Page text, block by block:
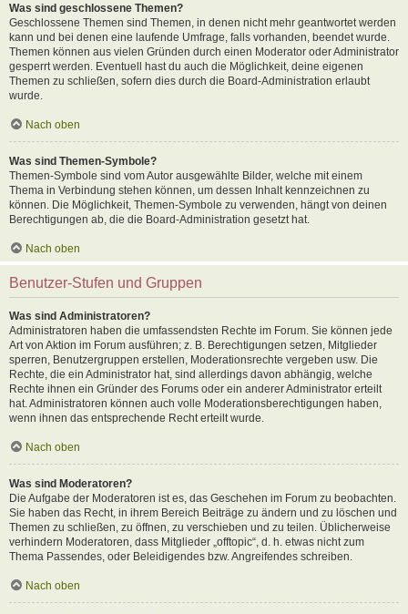
Was sind geschlossene Themen?
Geschlossene Themen sind Themen, in denen nicht mehr geantwortet werden
kann und bei denen eine laufende Umfrage, falls vorhanden, beendet wurde.
Themen können aus vielen Gründen durch einen Moderator oder Administrator
gesperrt werden. Eventuell hast du auch die Möglichkeit, deine eigenen
Themen zu schließen, sofern dies durch die Board-Administration erlaubt
wurde.
Nach oben
Was sind Themen-Symbole?
Themen-Symbole sind vom Autor ausgewählte Bilder, welche mit einem
Thema in Verbindung stehen können, um dessen Inhalt kennzeichnen zu
können. Die Möglichkeit, Themen-Symbole zu verwenden, hängt von deinen
Berechtigungen ab, die die Board-Administration gesetzt hat.
Nach oben
Benutzer-Stufen und Gruppen
Was sind Administratoren?
Administratoren haben die umfassendsten Rechte im Forum. Sie können jede
Art von Aktion im Forum ausführen; z. B. Berechtigungen setzen, Mitglieder
sperren, Benutzergruppen erstellen, Moderationsrechte vergeben usw. Die
Rechte, die ein Administrator hat, sind allerdings davon abhängig, welche
Rechte ihnen ein Gründer des Forums oder ein anderer Administrator erteilt
hat. Administratoren können auch volle Moderationsberechtigungen haben,
wenn ihnen das entsprechende Recht erteilt wurde.
Nach oben
Was sind Moderatoren?
Die Aufgabe der Moderatoren ist es, das Geschehen im Forum zu beobachten.
Sie haben das Recht, in ihrem Bereich Beiträge zu ändern und zu löschen und
Themen zu schließen, zu öffnen, zu verschieben und zu teilen. Üblicherweise
verhindern Moderatoren, dass Mitglieder „offtopic“, d. h. etwas nicht zum
Thema Passendes, oder Beleidigendes bzw. Angreifendes schreiben.
Nach oben